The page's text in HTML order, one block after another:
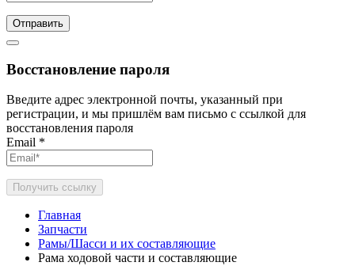
Отправить
Восстановление пароля
Введите адрес электронной почты, указанный при
регистрации, и мы пришлём вам письмо с ссылкой для
восстановления пароля
Email *
Получить ссылку
Главная
Запчасти
Рамы/Шасси и их составляющие
Рама ходовой части и составляющие